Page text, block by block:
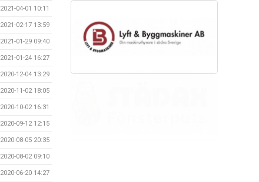
2021-04-01 10:11
2021-02-17 13:59
2021-01-29 09:40
2021-01-24 16:27
2020-12-04 13:29
2020-11-02 18:05
2020-10-02 16:31
2020-09-12 12:15
2020-08-05 20:35
2020-08-02 09:10
2020-06-20 14:27